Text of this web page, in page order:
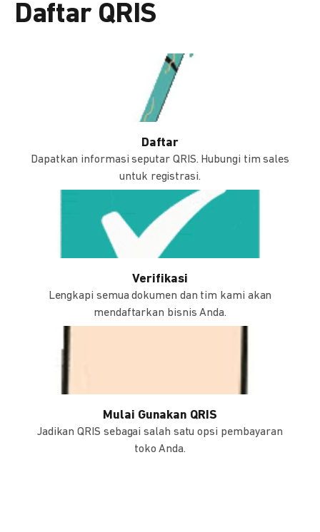
Daftar QRIS
Daftar
Dapatkan informasi seputar QRIS. Hubungi tim sales
untuk registrasi.
Verifikasi
Lengkapi semua dokumen dan tim kami akan
mendaftarkan bisnis Anda.
Mulai Gunakan QRIS
Jadikan QRIS sebagai salah satu opsi pembayaran
toko Anda.